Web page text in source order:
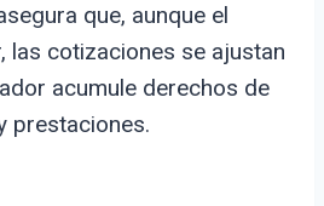
que, aunque el
las cotizaciones se ajustan
acumule derechos de
prestaciones.